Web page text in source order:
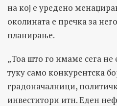
на кој е уредено
околината е пречка за
планирање.
„Тоа што го имаме сега
туку само конкурентска
градоначалници,
инвеститори итн. Еден